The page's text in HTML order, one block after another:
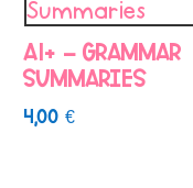
A1+ – Grammar
Summaries
4,00€